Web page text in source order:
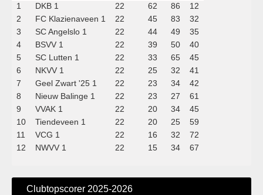
1
DKB 1 22 62 86
12
2
FC Klazienaveen 1 22 45 83
32
3
SC Angelslo 1 22 44 49
35
4
BSVV 1 22 39 50
40
5
SC Lutten 1 22 33 65
45
6
NKVV 1 22 25 32
41
7
Geel Zwart '25 1 22 23 34
42
8
Nieuw Balinge 1 22 23 27
61
9
VVAK 1 22 20 34
45
10
Tiendeveen 1 22 20 25
59
11
VCG 1 22 16 32
72
12
NWVV 1 22 15 34 67
Clubtopscorer 2025-2026